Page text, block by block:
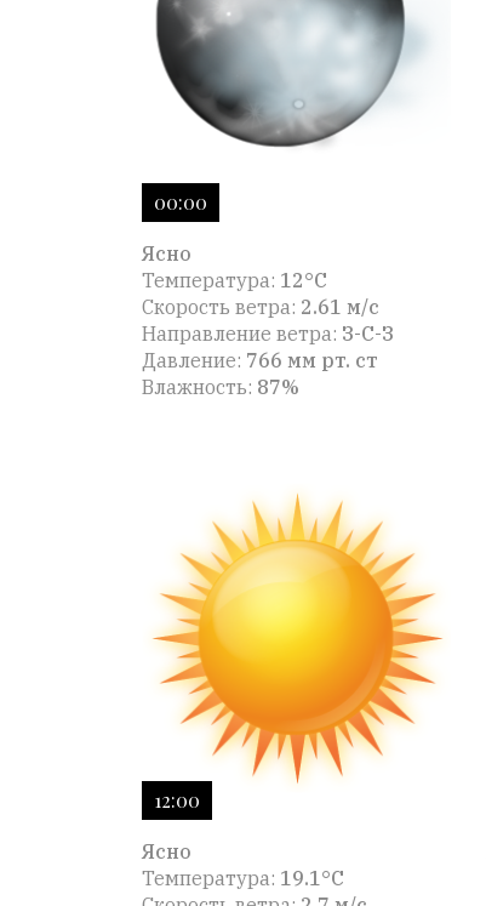
00:00
Ясно
Температура: 12°C
Скорость ветра: 2.61 м/с
Направление ветра: З-С-З
Давление: 766 мм рт. ст
Влажность: 87%
12:00
Ясно
Температура: 19.1°C